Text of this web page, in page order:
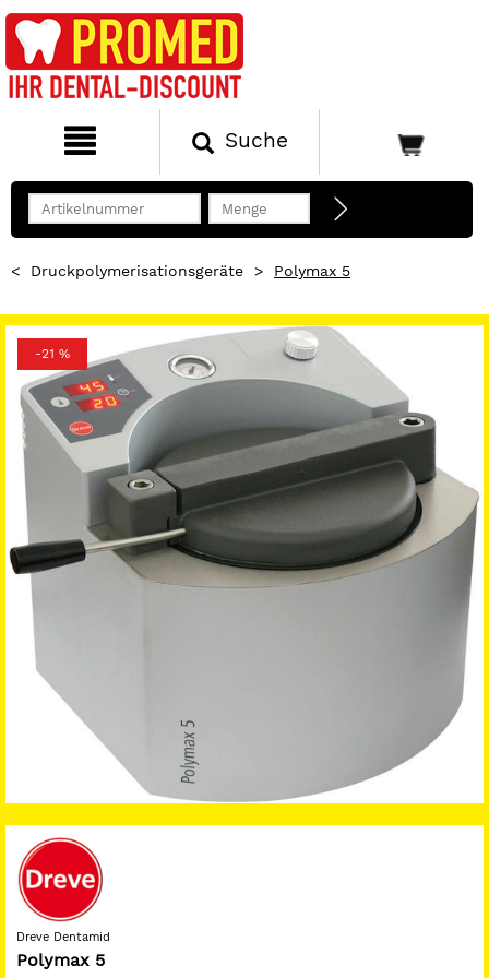
Suche
< Druckpolymerisationsgeräte > Polymax 5
-21 %
Dreve Dentamid
Polymax 5